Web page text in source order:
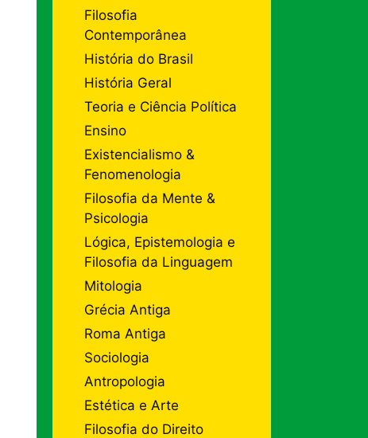
Filosofia
Contemporânea
História do Brasil
História Geral
Teoria e Ciência Política
Ensino
Existencialismo &
Fenomenologia
Filosofia da Mente &
Psicologia
Lógica, Epistemologia e
Filosofia da Linguagem
Mitologia
Grécia Antiga
Roma Antiga
Sociologia
Antropologia
Estética e Arte
Filosofia do Direito